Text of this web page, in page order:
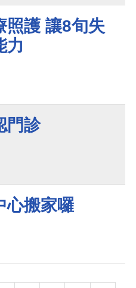
照護 讓8旬失
力
門診
心搬家囉